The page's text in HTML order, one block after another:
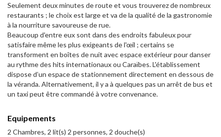
Seulement deux minutes de route et vous trouverez de nombreux
restaurants ; le choix est large et va de la qualité de la gastronomie
à la nourriture savoureuse de rue.
Beaucoup d'entre eux sont dans des endroits fabuleux pour
satisfaire même les plus exigeants de l'œil ; certains se
transforment en boîtes de nuit avec espace extérieur pour danser
au rythme des hits internationaux ou Caraïbes. L'établissement
dispose d’un espace de stationnement directement en dessous de
la véranda. Alternativement, il y a à quelques pas un arrêt de bus et
un taxi peut être commandé à votre convenance.
Equipements
2 Chambres, 2 lit(s) 2 personnes, 2 douche(s)